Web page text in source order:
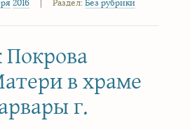
2016 | Раздел: Без рубрики
в храме
г.